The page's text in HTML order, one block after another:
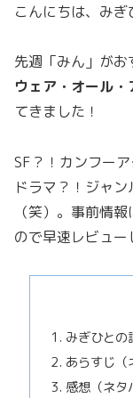
こんにちは、みぎ
先週「みん」が
ウェア・オール・
てきました！
SF？！カンフー
ドラマ？！ジャ
（笑）。事前情
ので早速レビュー
みぎひとの
あらすじ（
感想（ネタ